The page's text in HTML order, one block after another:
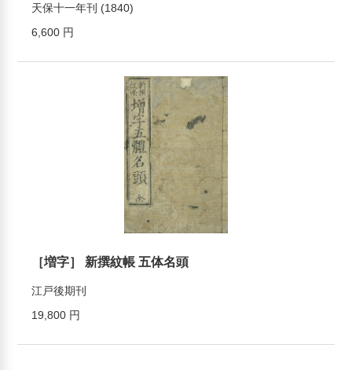
天保十一年刊 (1840)
6,600 円
［増字］ 新撰紋帳 五体名頭
江戸後期刊
19,800 円